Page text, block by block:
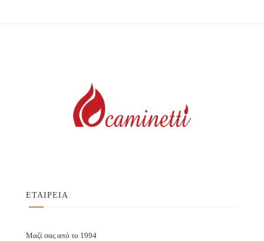
ΕΤΑΙΡΕΙΑ
Μαζί σας από το 1994